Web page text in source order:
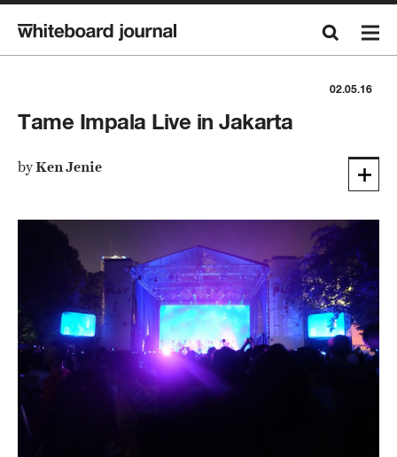
02.05.16
Tame Impala Live in Jakarta
byKen Jenie